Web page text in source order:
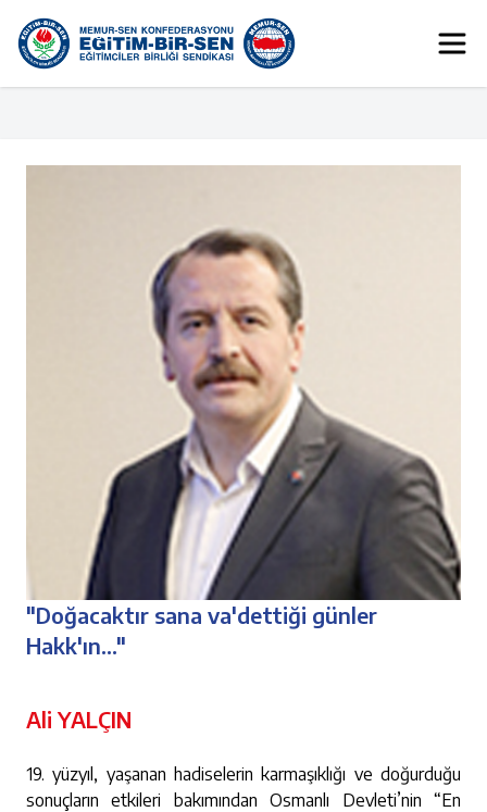
"Doğacaktır sana va'dettiği günler
Hakk'ın..."
Ali YALÇIN
19. yüzyıl, yaşanan hadiselerin karmaşıklığı ve doğurduğu
sonuçların etkileri bakımından Osmanlı Devleti’nin “En